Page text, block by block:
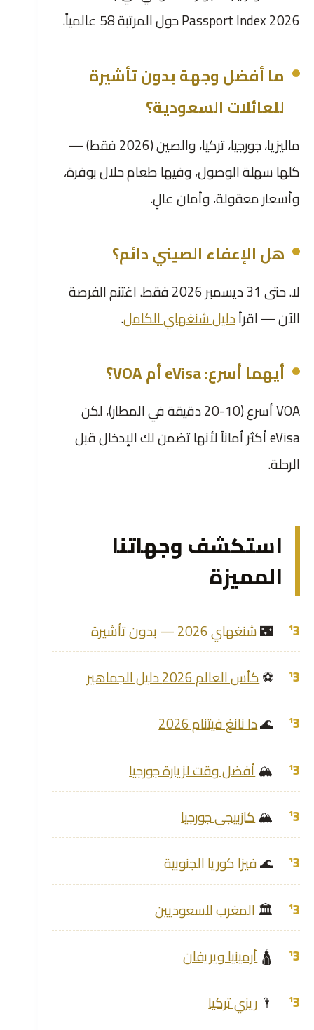
Passport Index 2026 حول المرتبة 58 عالمياً.
ما أفضل وجهة بدون تأشيرة
للعائلات السعودية؟
ماليزيا، جورجيا، تركيا، والصين (2026 فقط) —
كلها سهلة الوصول، وفيها طعام حلال بوفرة،
وأسعار معقولة، وأمان عالٍ.
هل الإعفاء الصيني دائم؟
لا. حتى 31 ديسمبر 2026 فقط. اغتنم الفرصة
الآن — اقرأدليل شنغهاي الكامل.
أيهما أسرع: eVisa أم VOA؟
VOA أسرع (10-20 دقيقة في المطار)، لكن
eVisa أكثر أماناً لأنها تضمن لك الإدخال قبل
الرحلة.
استكشف وجهاتنا
المميزة
🌃شنغهاي 2026 — بدون تأشيرة
⚽كأس العالم 2026 دليل الجماهير
🌊دا نانغ فيتنام 2026
🏔️أفضل وقت لزيارة جورجيا
🏔️كازبيجي جورجيا
🌊فيزا كوريا الجنوبية
🏛️المغرب للسعوديين
🛕أرمينيا ويريفان
🌂 ريزي تركيا